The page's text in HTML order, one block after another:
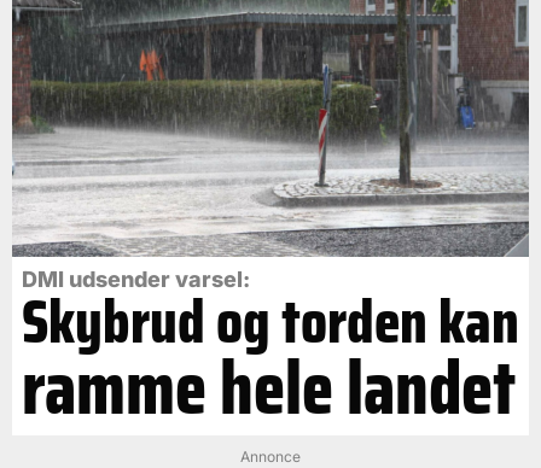
DMI udsender varsel:
Skybrud og torden kan
ramme hele landet
Annonce